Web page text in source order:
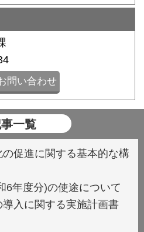
問い合わせ
一覧
促進に関する基本的な構
6年度分)の使途について
入に関する実施計画書